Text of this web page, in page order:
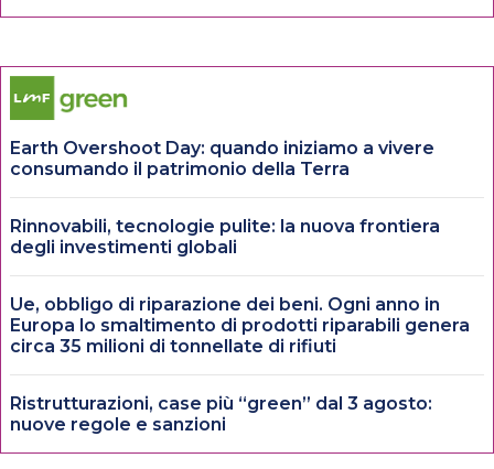
Earth Overshoot Day: quando iniziamo a vivere
consumando il patrimonio della Terra
Rinnovabili, tecnologie pulite: la nuova frontiera
degli investimenti globali
Ue, obbligo di riparazione dei beni. Ogni anno in
Europa lo smaltimento di prodotti riparabili genera
circa 35 milioni di tonnellate di rifiuti
Ristrutturazioni, case più “green” dal 3 agosto:
nuove regole e sanzioni